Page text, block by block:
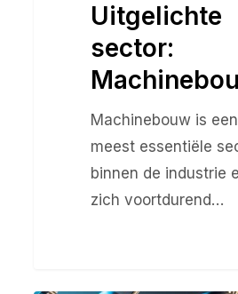
Uitgelichte
sector:
Machinebouw is
meest essentiële
binnen de industrie
zich voortdurend…